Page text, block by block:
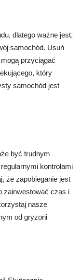
dlatego ważne jest,
samochód. Usuń
przyciągać
który
samochód jest
być trudnym
kontrolami
że zapobieganie jest
zainwestować czas i
nasze
od gryzoni